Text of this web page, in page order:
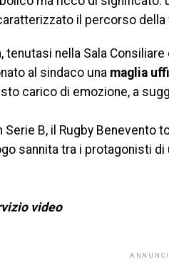
il percorso
tenutasi nella Sala Consiliare
al sindaco una maglia
carico di emozione, a
Serie B, il Rugby Benevento
sannita tra i protagonisti
video